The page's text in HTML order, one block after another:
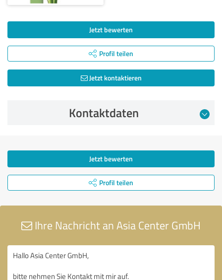
Jetzt bewerten
Profil teilen
Jetzt kontaktieren
Kontaktdaten
Jetzt bewerten
Profil teilen
Ihre Nachricht an Asia Center GmbH